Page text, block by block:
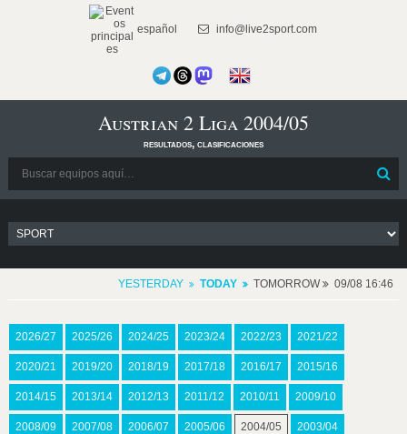
español info@live2sport.com
Austrian 2 Liga 2004/05
resultados, clasificaciones
YESTERDAY TODAY TOMORROW 09/08 16:46
2026/27 2025/26 2024/25 2023/24 2022/23 2021/22
2020/21 2019/20 2018/19 2017/18 2016/17 2015/16
2014/15 2013/14 2012/13 2011/12 2010/11 2009/10
2008/09 2007/08 2006/07 2005/06 2004/05 2003/04